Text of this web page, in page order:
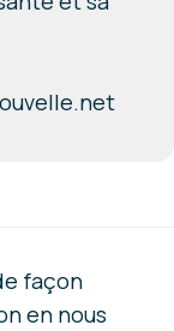
façon
en nous